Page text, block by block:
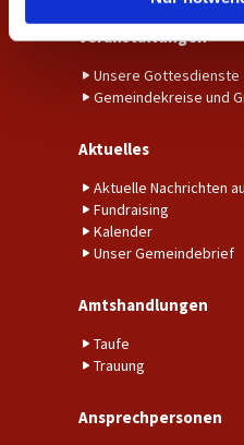
Veranstaltungen
Unsere Gottesdienste
Gemeindekreise und
Aktuelles
Aktuelle Nachrichten
Fundraising
Kalender
Unser Gemeindebrief
Amtshandlungen
Taufe
Trauung
Ansprechpersonen